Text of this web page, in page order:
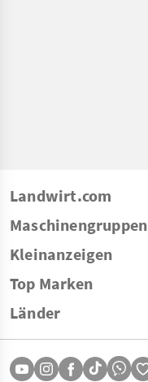
Landwirt.com
Maschinengruppen
Kleinanzeigen
Top Marken
Länder